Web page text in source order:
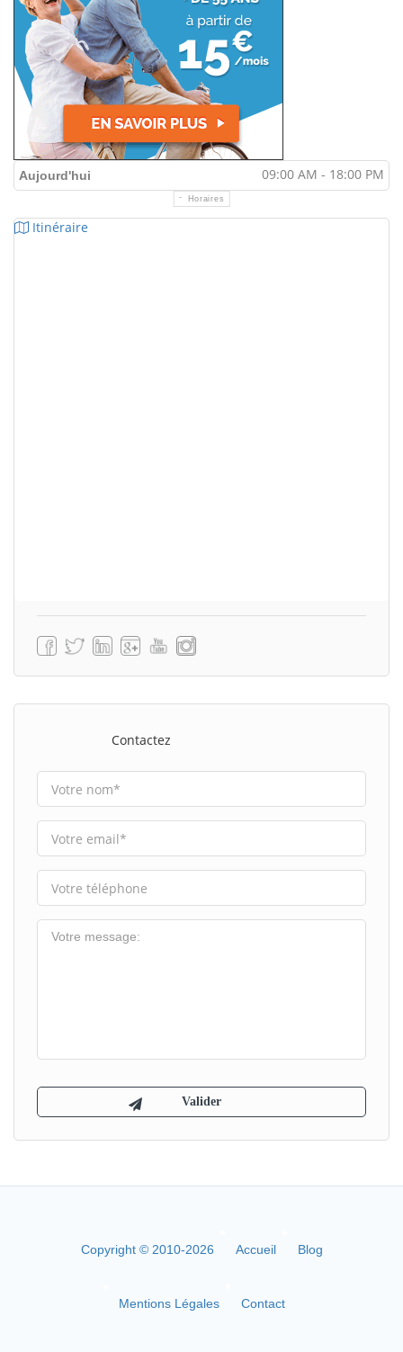
Aujourd'hui 09:00 AM - 18:00 PM
Horaires
Itinéraire
Contactez
Copyright © 2010-2026 Accueil Blog
Mentions Légales Contact